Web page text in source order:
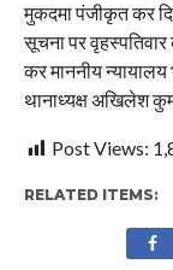
मुकदमा पंजीकृत कर
सूचना पर
कर माननीय न्यायालय
थानाध्यक्ष अखिलेश
Post Views:
RELATED ITEMS: